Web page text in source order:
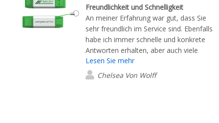
Freundlichkeit und Schnelligkeit
An meiner Erfahrung war gut, dass Sie
sehr freundlich im Service sind. Ebenfalls
habe ich immer schnelle und konkrete
Antworten erhalten, aber auch viele
verschiedene Vorschläge. Ich war sehr
zufrieden mit meiner Erfahrung.
Lesen Sie mehr
Chelsea Von Wolff